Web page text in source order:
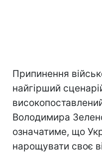
Припинення
найгірший
Володимира
означатиме, що
нарощувати своє